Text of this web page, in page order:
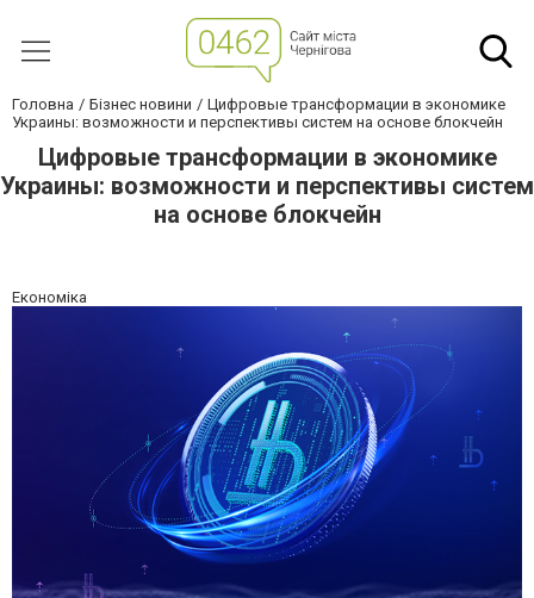
Головна Бізнес новини
Цифровые трансформации в экономике
Украины: возможности и перспективы систем на основе блокчейн
Цифровые трансформации в экономике
Украины: возможности и перспективы систем
на основе блокчейн
Економіка